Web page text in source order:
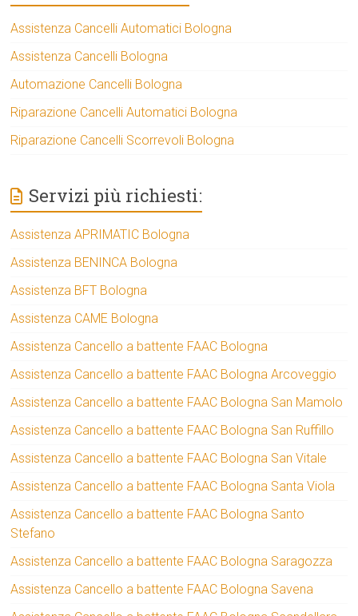
Assistenza Cancelli Automatici Bologna
Assistenza Cancelli Bologna
Automazione Cancelli Bologna
Riparazione Cancelli Automatici Bologna
Riparazione Cancelli Scorrevoli Bologna
Servizi più richiesti:
Assistenza APRIMATIC Bologna
Assistenza BENINCA Bologna
Assistenza BFT Bologna
Assistenza CAME Bologna
Assistenza Cancello a battente FAAC Bologna
Assistenza Cancello a battente FAAC Bologna Arcoveggio
Assistenza Cancello a battente FAAC Bologna San Mamolo
Assistenza Cancello a battente FAAC Bologna San Ruffillo
Assistenza Cancello a battente FAAC Bologna San Vitale
Assistenza Cancello a battente FAAC Bologna Santa Viola
Assistenza Cancello a battente FAAC Bologna Santo
Stefano
Assistenza Cancello a battente FAAC Bologna Saragozza
Assistenza Cancello a battente FAAC Bologna Savena